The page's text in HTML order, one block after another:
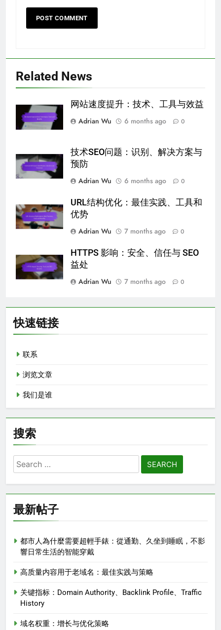
Related News
网站速度提升：技术、工具与效益
Adrian Wu
6 months ago 0
技术SEO问题：识别、解决方案与
预防
Adrian Wu
6 months ago 0
URL结构优化：最佳实践、工具和
优势
Adrian Wu
7 months ago 0
HTTPS 影响：安全、信任与 SEO
益处
Adrian Wu
7 months ago 0
快速链接
联系
浏览文章
我们是谁
搜索
Search
for:
最新帖子
都市人為什麼需要超輕手錶：從通勤、久坐到睡眠，不影
響日常生活的智能穿戴
高质量内容用于老域名：最佳实践与策略
关键指标：Domain Authority、Backlink Profile、Traffic
History
域名权重：增长与优化策略